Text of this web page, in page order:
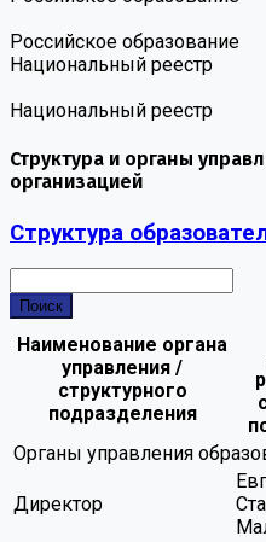
Российское образование
Национальный реестр
Национальный реестр
Структура и органы
организацией
Структура
Наименование органа
управления /
структурного
подразделения
Органы управления
Директор